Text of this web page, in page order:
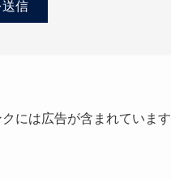
には広告が含まれています